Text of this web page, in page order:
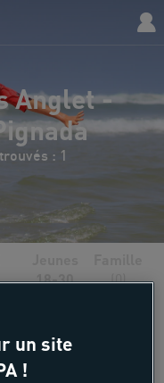
Anglet -
: 1
18-30
(0)
un site
!